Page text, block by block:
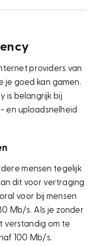
providers van
je goed kan gamen.
is belangrijk bij
en uploadsnelheid
mensen tegelijk
dit voor vertraging
voor bij mensen
Mb/s. Als je zonder
verstandig om te
100 Mb/s.